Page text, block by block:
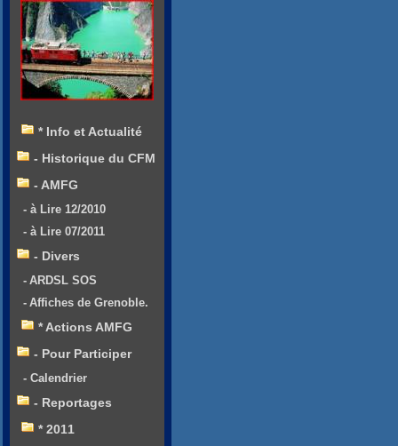
* Info et Actualité
- Historique du CFM
- AMFG
- à Lire 12/2010
- à Lire 07/2011
- Divers
- ARDSL SOS
- Affiches de Grenoble.
* Actions AMFG
- Pour Participer
- Calendrier
- Reportages
* 2011